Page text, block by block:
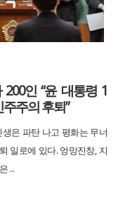
인 “윤 대통령 1
주의 후퇴”
은 파탄 나고 평화는 무너
일로에 있다. 엉망진창, 지
...